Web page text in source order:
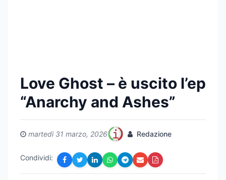
Love Ghost – è uscito l’ep
“Anarchy and Ashes”
martedì 31 marzo, 2026 Redazione
Condividi: